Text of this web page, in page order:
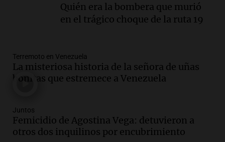
Detienen a pareja en Alderete por
venta de medicamentos controlados
Episodios
Audio.El alzobispo García Cueva llama a
la clase dirigente a abordar problemas
Panorama Federal
Episodios
Audio.La inflación en Buenos Aires
Quién era la bombera que murió
en el trágico choque de la ruta 19
Terremoto en Venezuela
La misteriosa historia de la señora de uñas
bonitas que estremece a Venezuela
Juntos
Femicidio de Agostina Vega: detuvieron a
otros dos inquilinos por encubrimiento